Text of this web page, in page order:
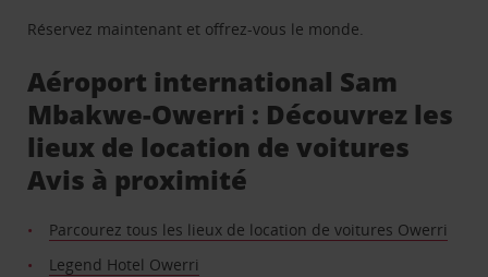
Réservez maintenant et offrez-vous le monde.
Aéroport international Sam
Mbakwe-Owerri : Découvrez les
lieux de location de voitures
Avis à proximité
Parcourez tous les lieux de location de voitures Owerri
Legend Hotel Owerri